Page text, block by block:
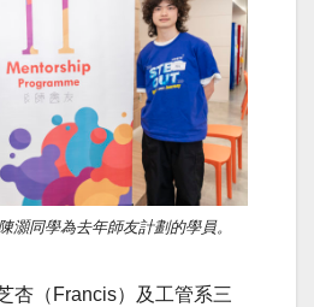
灝同學為去年師友計劃的學員。
杏（Francis）及工管系三